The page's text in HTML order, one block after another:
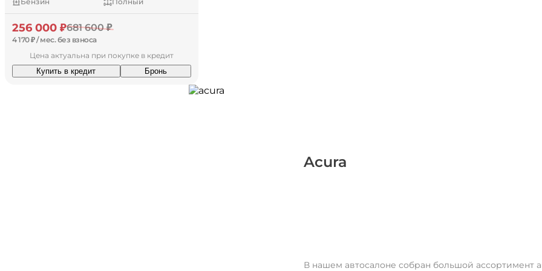
256 000 ₽681 600 ₽
4 170 ₽ / мес. без взноса
Цена актуальна при покупке в кредит
Купить в кредит
Бронь
Acura
В нашем автосалоне собран большой ассортимент